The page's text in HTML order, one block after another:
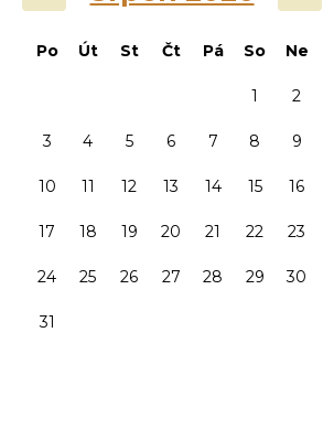
Po Út St Čt Pá So Ne
1 2
3 4 5 6 7 8 9
10 11 12 13 14 15 16
17 18 19 20 21 22 23
24 25 26 27 28 29 30
31